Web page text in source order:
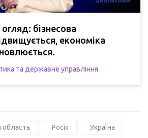
бізнесова
економіка
та державне управління
область Росія Україна